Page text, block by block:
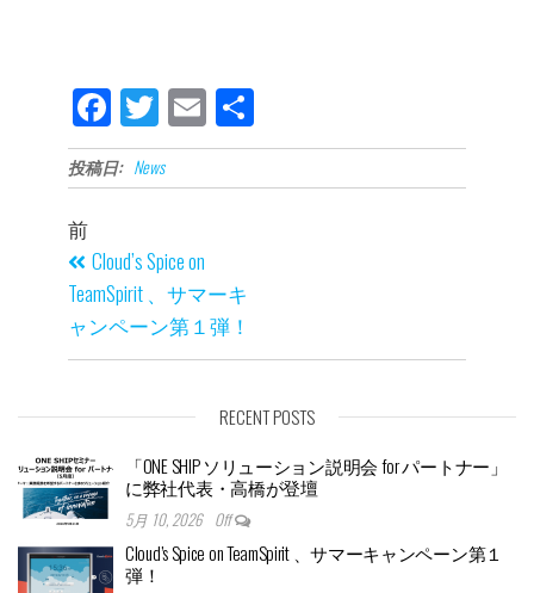
Fa
ce
bo
Tw
itt
er
E
m
ail
共
有
投稿日: News
前
Cloud’s Spice on
TeamSpirit 、サマーキ
ャンペーン第１弾！
RECENT POSTS
「ONE SHIP ソリューション説明会 for パートナー」
に弊社代表・高橋が登壇
5月 10, 2026 Off
Cloud’s Spice on TeamSpirit 、サマーキャンペーン第１
弾！